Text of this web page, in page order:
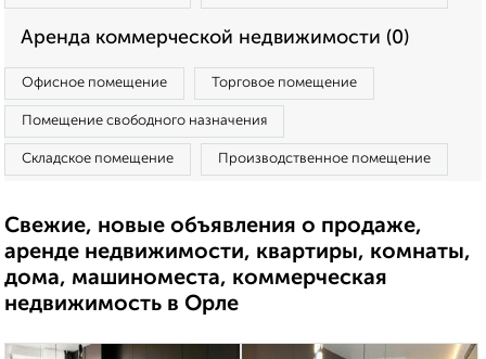
Аренда коммерческой недвижимости (0)
Офисное помещение Торговое помещение
Помещение свободного назначения
Складское помещение Производственное помещение
Свежие, новые объявления о продаже,
аренде недвижимости, квартиры, комнаты,
дома, машиноместа, коммерческая
недвижимость в Орле